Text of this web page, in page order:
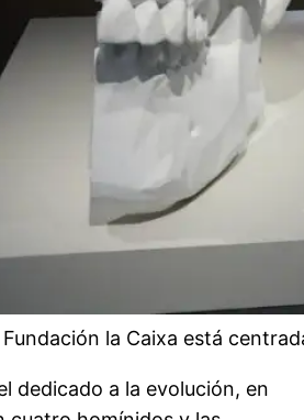
la Caixa está
dedicado a la evolución, en